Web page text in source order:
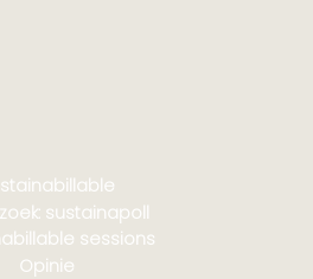
sustainapoll
sessions
Opinie